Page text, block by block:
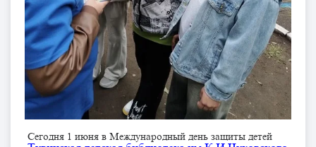
Сегодня 1 июня в Международный день защиты детей